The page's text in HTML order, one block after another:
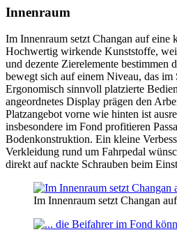
Innenraum
Im Innenraum setzt Changan auf eine
Hochwertig wirkende Kunststoffe,
und dezente Zierelemente bestimmen
bewegt sich auf einem Niveau, das
Ergonomisch sinnvoll platzierte
angeordnetes Display prägen den
Platzangebot vorne wie hinten ist
insbesondere im Fond profitieren
Bodenkonstruktion. Ein kleine
Verkleidung rund um Fahrpedal
direkt auf nackte Schrauben beim
Im Innenraum setzt Changan